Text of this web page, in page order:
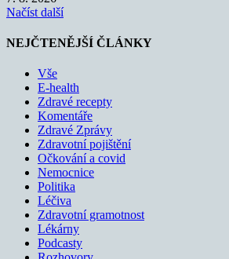
Načíst další
NEJČTENĚJŠÍ ČLÁNKY
Vše
E-health
Zdravé recepty
Komentáře
Zdravé Zprávy
Zdravotní pojištění
Očkování a covid
Nemocnice
Politika
Léčiva
Zdravotní gramotnost
Lékárny
Podcasty